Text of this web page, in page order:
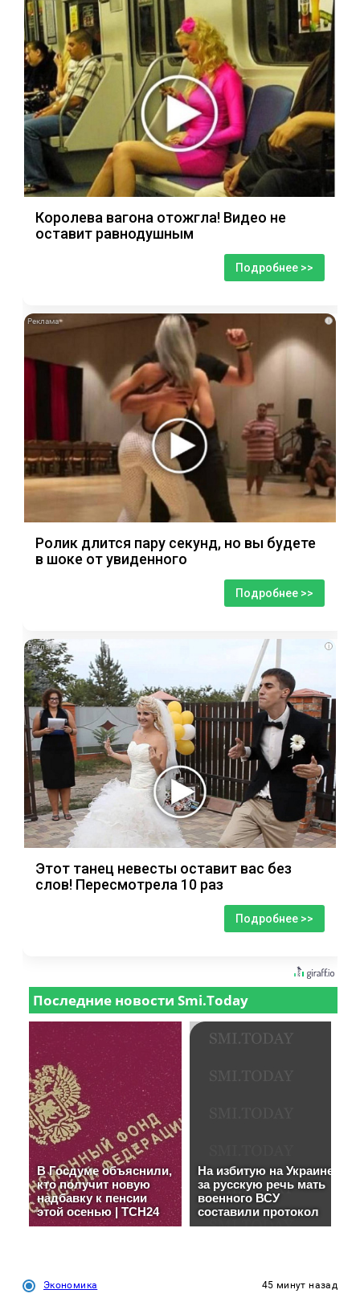
Королева вагона отожгла! Видео не
оставит равнодушным
Подробнее >>
i
Ролик длится пару секунд, но вы будете
в шоке от увиденного
Подробнее >>
i
Этот танец невесты оставит вас без
слов! Пересмотрела 10 раз
Подробнее >>
Экономика 45 минут назад